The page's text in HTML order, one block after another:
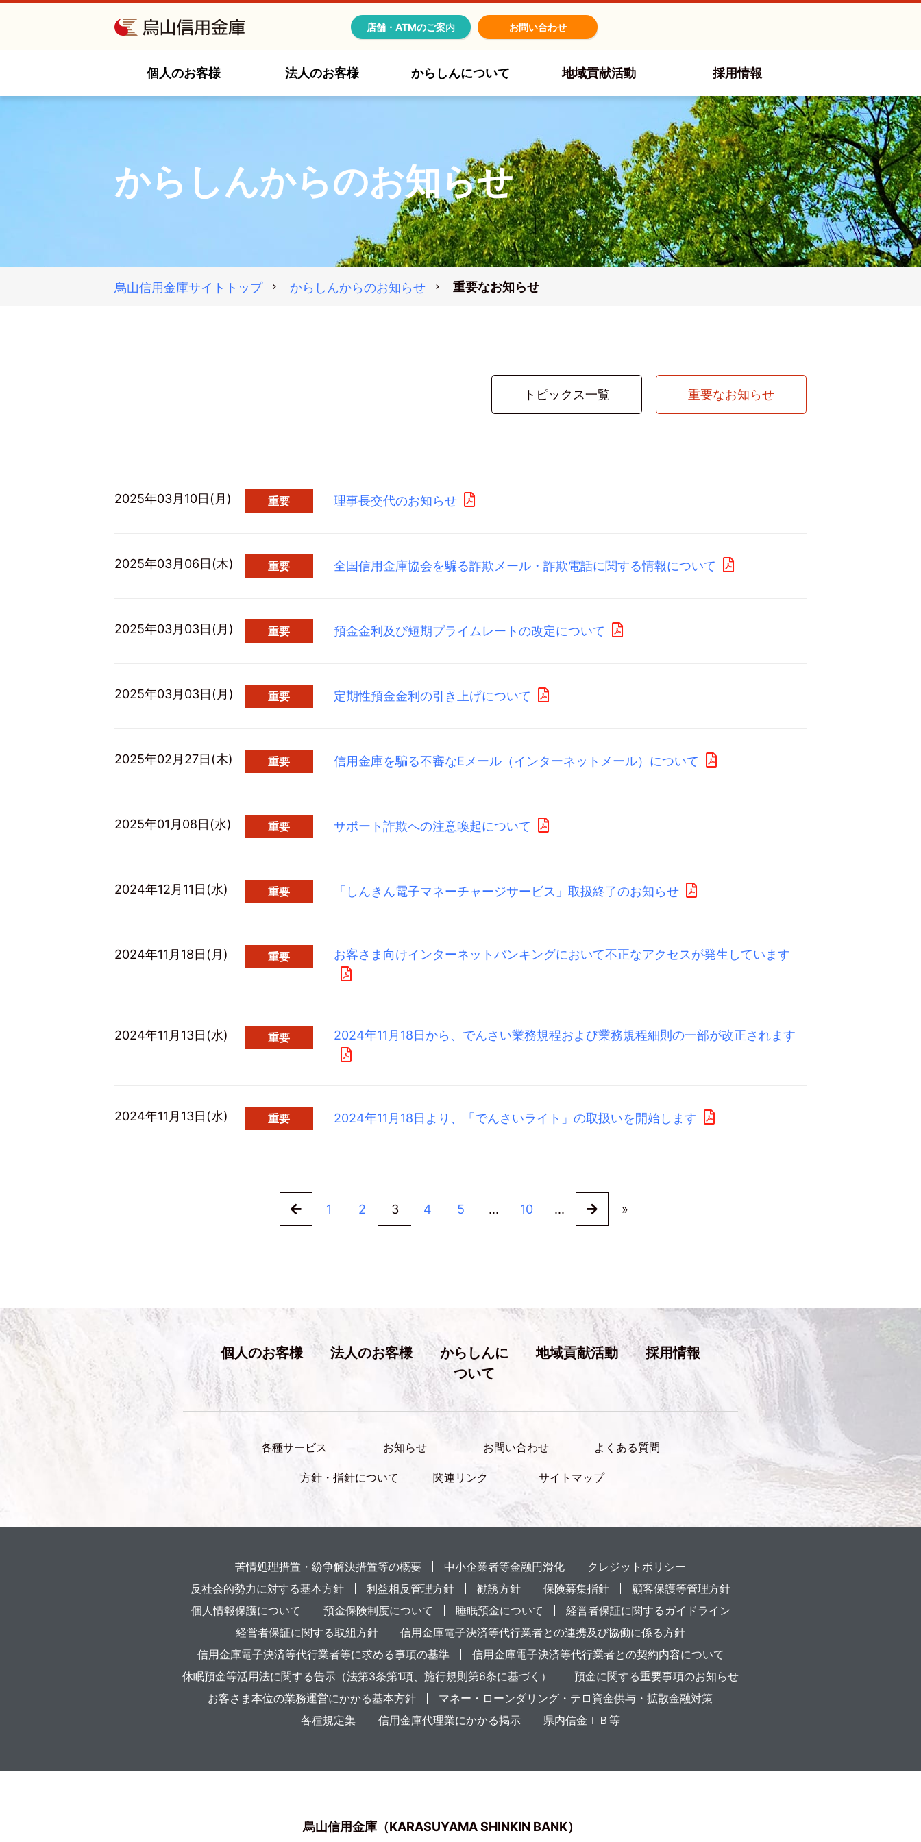
店舗・ATMのご案内 お問い合わせ
個人のお客様 法人のお客様 からしんについて 地域貢献活動 採用情報
からしんからのお知らせ
烏山信用金庫サイト トップ からしんからのお知らせ 重要なお知らせ
トピックス一覧 重要なお知らせ
2025年03月10日(月) 重要 理事長交代のお知らせ
2025年03月06日(木) 重要 全国信用金庫協会を騙る詐欺メール・詐欺電話に関する情報について
2025年03月03日(月) 重要 預金金利及び短期プライムレートの改定について
2025年03月03日(月) 重要 定期性預金金利の引き上げについて
2025年02月27日(木) 重要 信用金庫を騙る不審なEメール（インターネットメール）について
2025年01月08日(水) 重要 サポート詐欺への注意喚起について
2024年12月11日(水) 重要 「しんきん電子マネーチャージサービス」取扱終了のお知らせ
2024年11月18日(月) 重要 お客さま向けインターネットバンキングにおいて不正なアクセスが発生しています
2024年11月13日(水) 重要 2024年11月18日から、でんさい業務規程および業務規程細則の一部が改正されます
2024年11月13日(水) 重要 2024年11月18日より、「でんさいライト」の取扱いを開始します
1 2 3 4 5 ... 10 ... »
個人のお客様 法人のお客様
からしんに
ついて
地域貢献活動 採用情報
各種サービス お知らせ お問い合わせ よくある質問
方針・指針について 関連リンク サイトマップ
苦情処理措置・紛争解決措置等の概要 中小企業者等金融円滑化
クレジットポリシー
反社会的勢力に対する基本方針
利益相反管理方針 勧誘方針 保険募集指針
顧客保護等管理方針
個人情報保護について
預金保険制度について 睡眠預金について
経営者保証に関するガイドライン
経営者保証に関する取組方針
信用金庫電子決済等代行業者との連携及び協働に係る方針
信用金庫電子決済等代行業者等に求める事項の基準
信用金庫電子決済等代行業者との契約内容について
休眠預金等活用法に関する告示（法第3条第1項、施行規則第6条に基づく）
預金に関する重要事項のお知らせ
お客さま本位の業務運営にかかる基本方針
マネー・ローンダリング・テロ資金供与・拡散金融対策
各種規定集
信用金庫代理業にかかる掲示 県内信金ＩＢ等
烏山信用金庫（KARASUYAMA SHINKIN BANK）